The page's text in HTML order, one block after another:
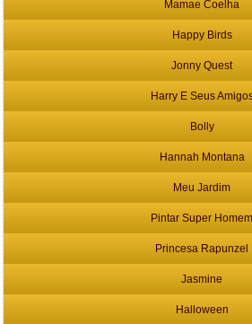
Mamae Coelha
Happy Birds
Jonny Quest
Harry E Seus
Bolly
Hannah Montana
Meu Jardim
Pintar Super Homem
Princesa Rapunzel
Jasmine
Halloween